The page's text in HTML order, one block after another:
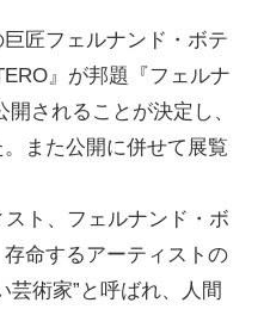
匠フェルナンド・ボテ
』が邦題
『フェルナ
開されることが決定し、
また公開に併せて展覧
ト、 フェルナンド・ボ
命するアーティストの
芸術家”と呼ばれ、人間